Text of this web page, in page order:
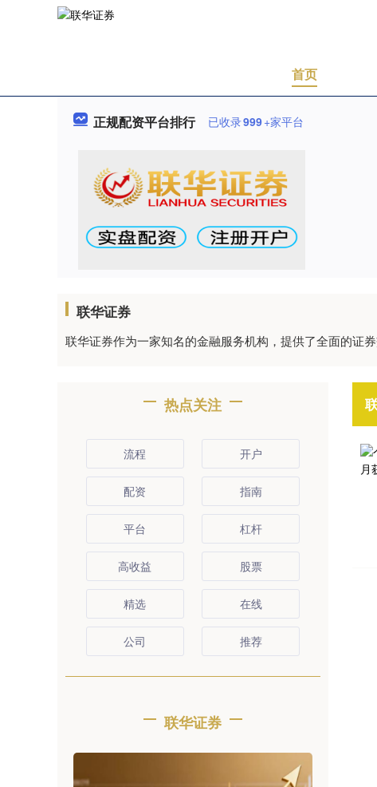
首页
正规配资平台排行 已收录999+家平台
联华证券
联华证券作为一家知名的金融服务机构，提供了全面的证
热点关注
流程 开户
配资 指南
平台 杠杆
高收益 股票
精选 在线
公司 推荐
联华证券